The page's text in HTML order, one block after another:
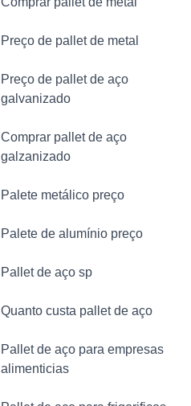
Preço de pallet de metal
Preço de pallet de aço
galvanizado
Comprar pallet de aço
galzanizado
Palete metálico preço
Palete de alumínio preço
Pallet de aço sp
Quanto custa pallet de aço
Pallet de aço para empresas
alimenticias